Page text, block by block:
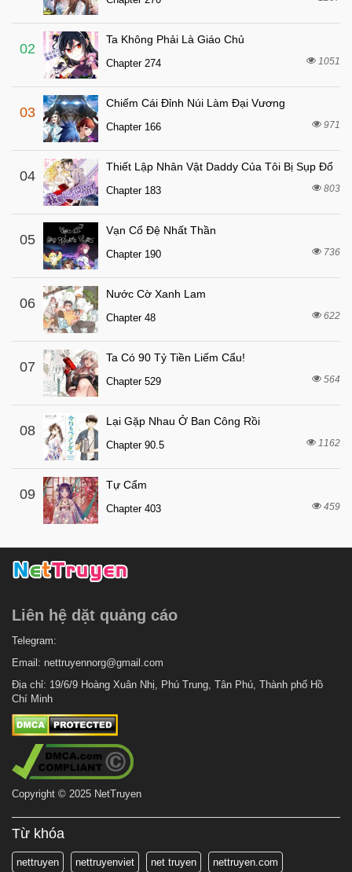
Chapter 29
Chapter 28 6 tháng trước
Chapter 27
Chapter 26
Chapter 25
Chapter 24 7 tháng trước
Chapter 23 7 tháng trước
Chapter 22
Chapter 21 7 tháng trước
Chapter 20
Chapter 19 7 tháng trước
Chapter 18
Chapter 17
Chapter 16.1 7 tháng trước
Chapter 16
Chapter 15 7 tháng trước
Chapter 14
Chapter 13
Chapter 12
Chapter 11
Chapter 9
Chapter 7 7 tháng trước
Chapter 6
Chapter 5
Chapter 4 7 tháng trước
Chapter 3
Chapter 2
Chapter 1
Chapter 0
02
Ta Không Phải Là Giáo Chủ
Chapter 274 1051
03
Chiếm Cái Đỉnh Núi Làm Đại Vương
Chapter 166 971
04
Thiết Lập Nhân Vật Daddy Của Tôi Bị Sụp Đổ
Chapter 183 803
05
Vạn Cổ Đệ Nhất Thần
Chapter 190 736
06
Nước Cờ Xanh Lam
Chapter 48 622
07
Ta Có 90 Tỷ Tiền Liếm Cẩu!
Chapter 529 564
08
Lại Gặp Nhau Ở Ban Công Rồi
Chapter 90.5 1162
09
Tự Cẩm
Chapter 403 459
Liên hệ dặt quảng cáo
Telegram:
Email: nettruyennorg@gmail.com
Địa chỉ: 19/6/9 Hoàng Xuân Nhị, Phú Trung, Tân Phú, Thành phố Hồ
Chí Minh
Copyright © 2025 NetTruyen
Từ khóa
nettruyen nettruyenviet net truyen nettruyen.com